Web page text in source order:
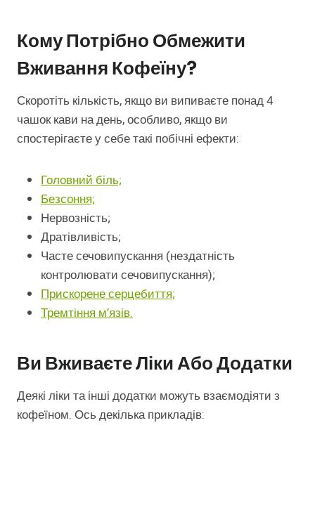
Кому Потрібно Обмежити
Вживання Кофеїну?
Скоротіть кількість, якщо ви випиваєте понад 4
чашок кави на день, особливо, якщо ви
спостерігаєте у себе такі побічні ефекти:
Головний біль;
Безсоння;
Нервозність;
Дратівливість;
Часте сечовипускання (нездатність
контролювати сечовипускання);
Прискорене серцебиття;
Тремтіння м’язів.
Ви Вживаєте Ліки Або Додатки
Деякі ліки та інші додатки можуть взаємодіяти з
кофеїном. Ось декілька прикладів: